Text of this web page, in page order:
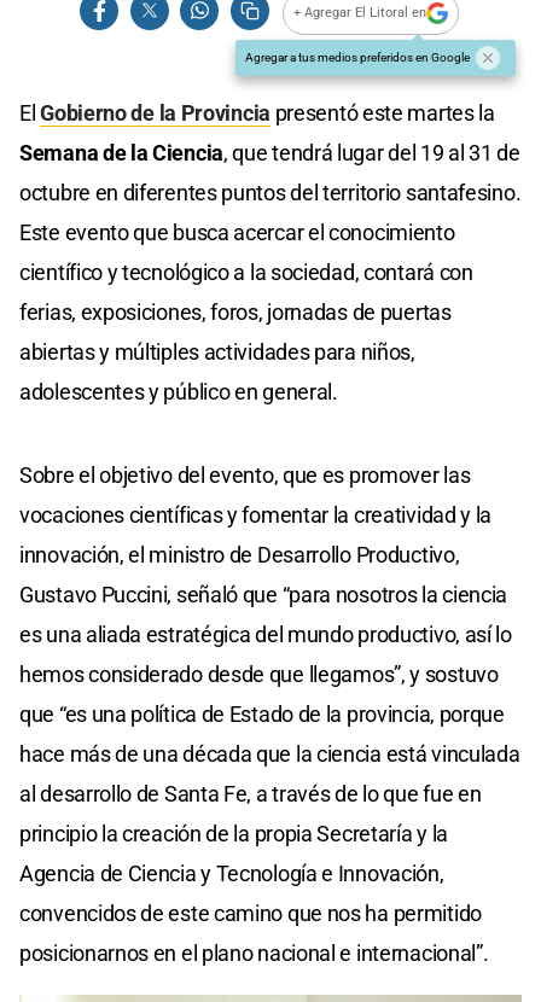
+ Agregar El Litoral en
Agregar a tus medios preferidos en Google
ElGobierno de la Provincia presentó este martes la
Semana de la Ciencia, que tendrá lugar del 19 al 31 de
octubre en diferentes puntos del territorio santafesino.
Este evento que busca acercar el conocimiento
científico y tecnológico a la sociedad, contará con
ferias, exposiciones, foros, jornadas de puertas
abiertas y múltiples actividades para niños,
adolescentes y público en general.
Sobre el objetivo del evento, que es promover las
vocaciones científicas y fomentar la creatividad y la
innovación, el ministro de Desarrollo Productivo,
Gustavo Puccini, señaló que “para nosotros la ciencia
es una aliada estratégica del mundo productivo, así lo
hemos considerado desde que llegamos”, y sostuvo
que “es una política de Estado de la provincia, porque
hace más de una década que la ciencia está vinculada
al desarrollo de Santa Fe, a través de lo que fue en
principio la creación de la propia Secretaría y la
Agencia de Ciencia y Tecnología e Innovación,
convencidos de este camino que nos ha permitido
posicionarnos en el plano nacional e internacional”.